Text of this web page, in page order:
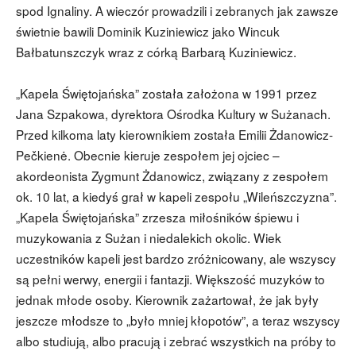
spod Ignaliny. A wieczór prowadzili i zebranych jak zawsze
świetnie bawili Dominik Kuziniewicz jako Wincuk
Bałbatunszczyk wraz z córką Barbarą Kuziniewicz.
„Kapela Świętojańska” została założona w 1991 przez
Jana Szpakowa, dyrektora Ośrodka Kultury w Sużanach.
Przed kilkoma laty kierownikiem została Emilii Żdanowicz-
Pečkienė. Obecnie kieruje zespołem jej ojciec –
akordeonista Zygmunt Żdanowicz, związany z zespołem
ok. 10 lat, a kiedyś grał w kapeli zespołu „Wileńszczyzna”.
„Kapela Świętojańska” zrzesza miłośników śpiewu i
muzykowania z Sużan i niedalekich okolic. Wiek
uczestników kapeli jest bardzo zróżnicowany, ale wszyscy
są pełni werwy, energii i fantazji. Większość muzyków to
jednak młode osoby. Kierownik zażartował, że jak były
jeszcze młodsze to „było mniej kłopotów”, a teraz wszyscy
albo studiują, albo pracują i zebrać wszystkich na próby to